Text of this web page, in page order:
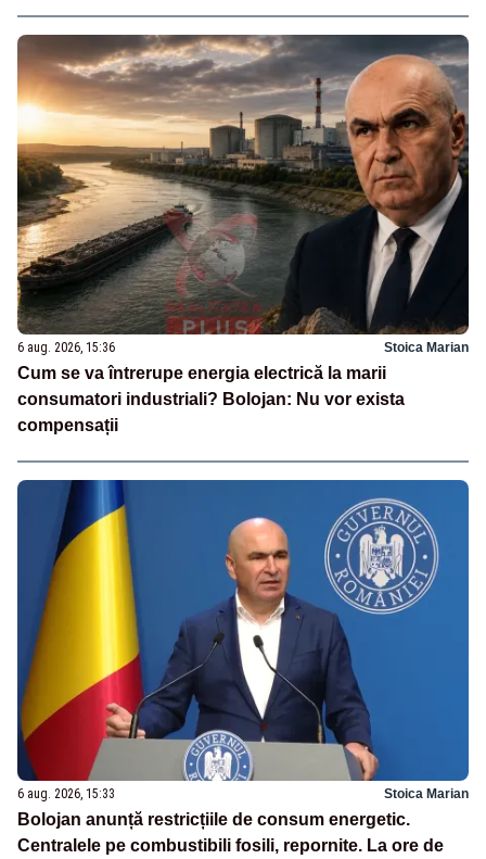
6 aug. 2026, 15:36 Stoica Marian
Cum se va întrerupe energia electrică la marii
consumatori industriali? Bolojan: Nu vor exista
compensații
6 aug. 2026, 15:33 Stoica Marian
Bolojan anunță restricțiile de consum energetic.
Centralele pe combustibili fosili, repornite. La ore de